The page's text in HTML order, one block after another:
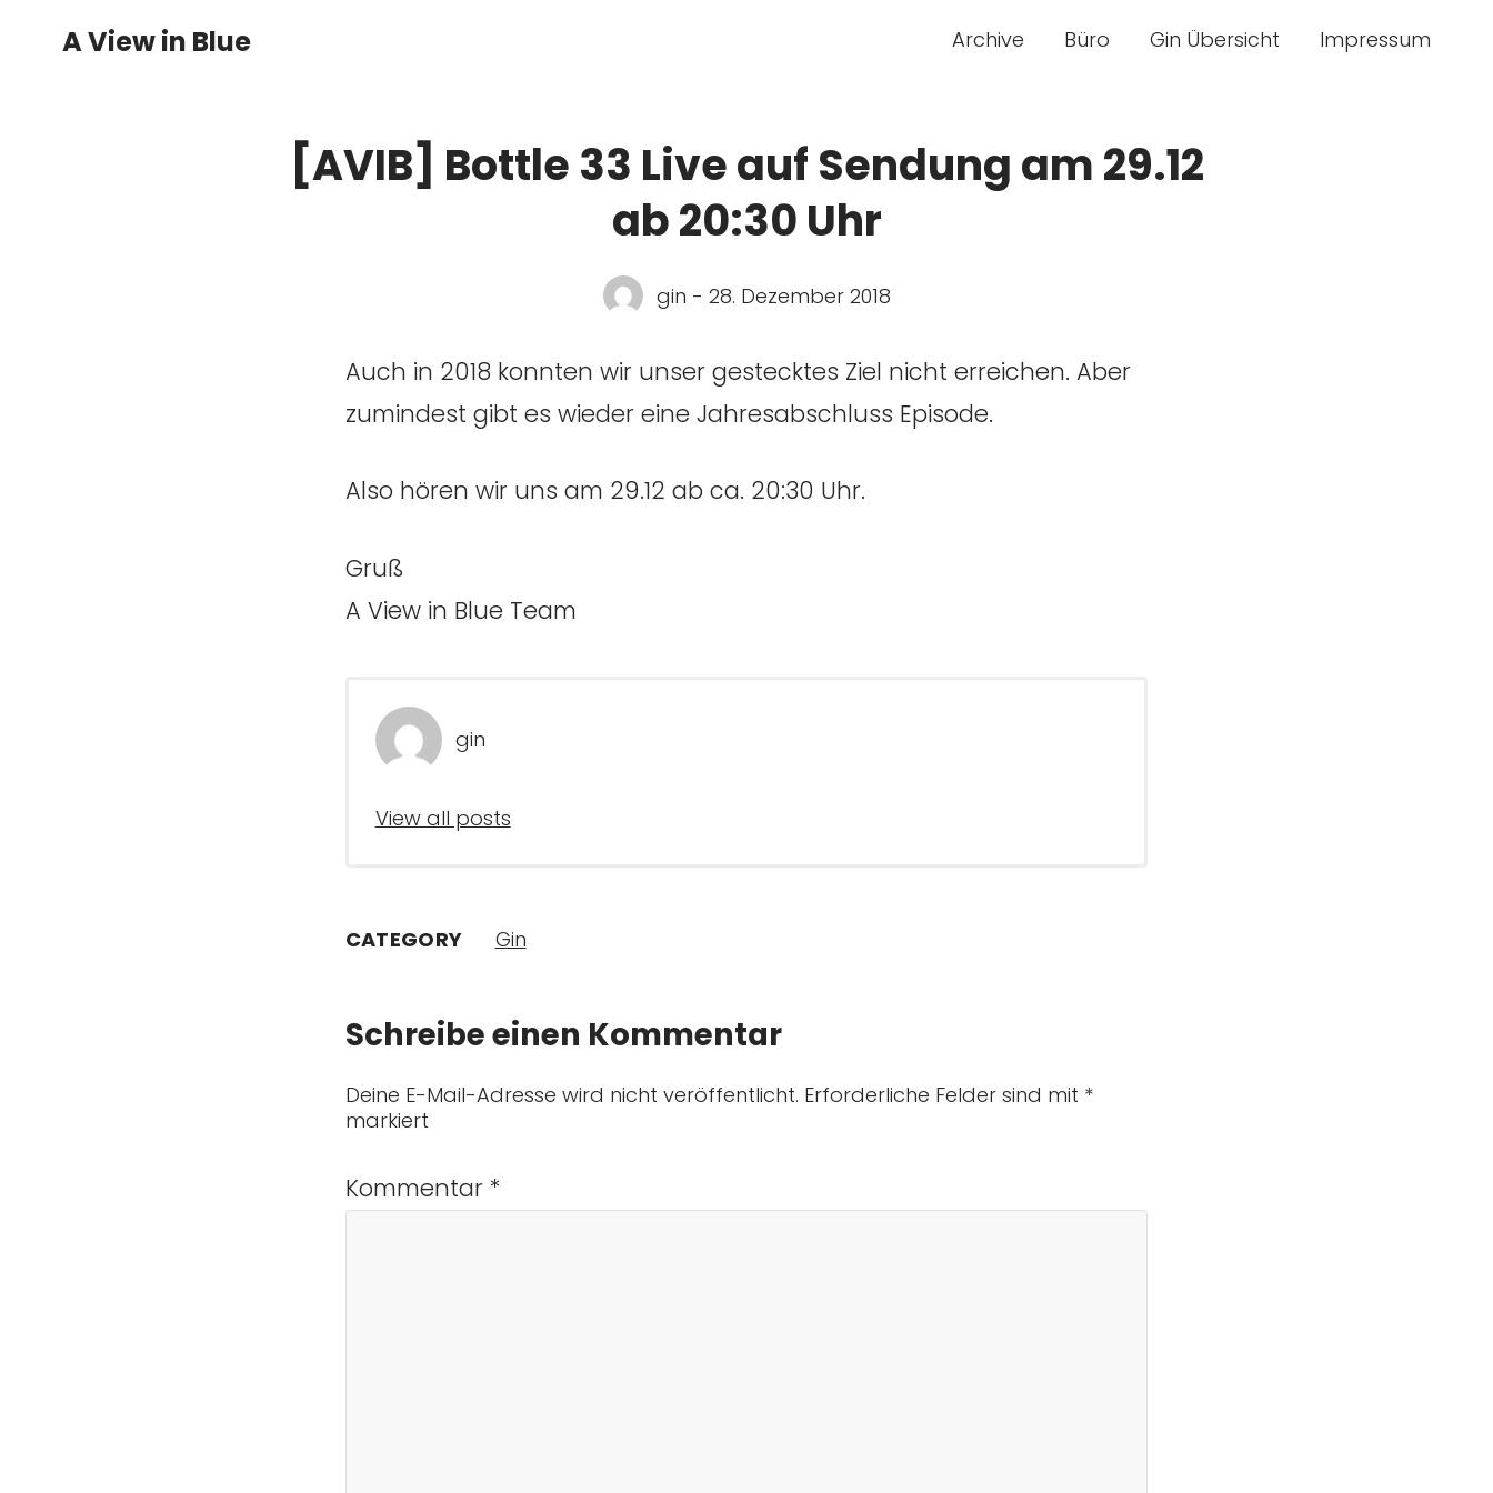
A View in Blue Archive Büro Gin Übersicht Impressum
[AVIB] Bottle 33 Live auf Sendung am 29.12
ab 20:30 Uhr
gin - 28. Dezember 2018
Auch in 2018 konnten wir unser gestecktes Ziel nicht erreichen. Aber
zumindest gibt es wieder eine Jahresabschluss Episode.
Also hören wir uns am 29.12 ab ca. 20:30 Uhr.
Gruß
A View in Blue Team
gin
View all posts
CATEGORY Gin
Schreibe einen Kommentar
Deine E-Mail-Adresse wird nicht veröffentlicht. Erforderliche Felder sind mit *
markiert
Kommentar *